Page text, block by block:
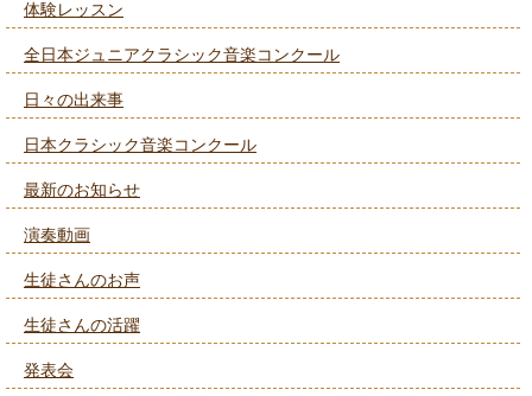
体験レッスン
全日本ジュニアクラシック音楽コンクール
日々の出来事
日本クラシック音楽コンクール
最新のお知らせ
演奏動画
生徒さんのお声
生徒さんの活躍
発表会